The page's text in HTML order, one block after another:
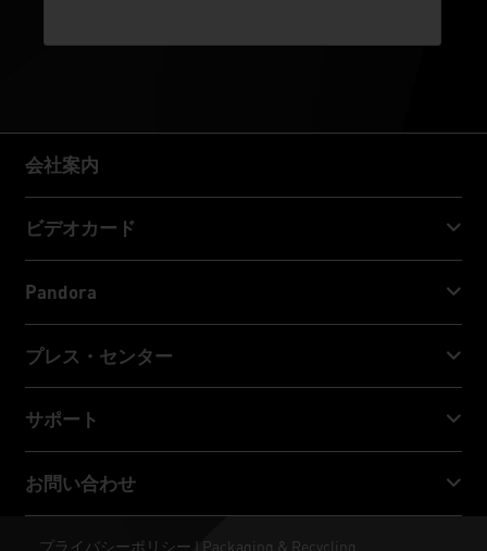
会社案内
会社案内
ビデオカード
GeForce RTX™ 40 Series
GeForce RTX™ 30 Series
Pandora
NVIDIA Jetson Orin™ NX Super
NVIDIA Jetson Orin™ Nano Super
プレス・センター
Palitニュース
ソーシャルメディア
受賞 & レビュー
サポート
ダウンロード・サービス
ThunderMaster
お問い合わせ
プライバシーポリシー | Packaging & Recycling